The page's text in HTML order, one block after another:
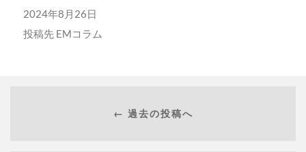
2024年8月26日
投稿先 EMコラム
← 過去の投稿へ